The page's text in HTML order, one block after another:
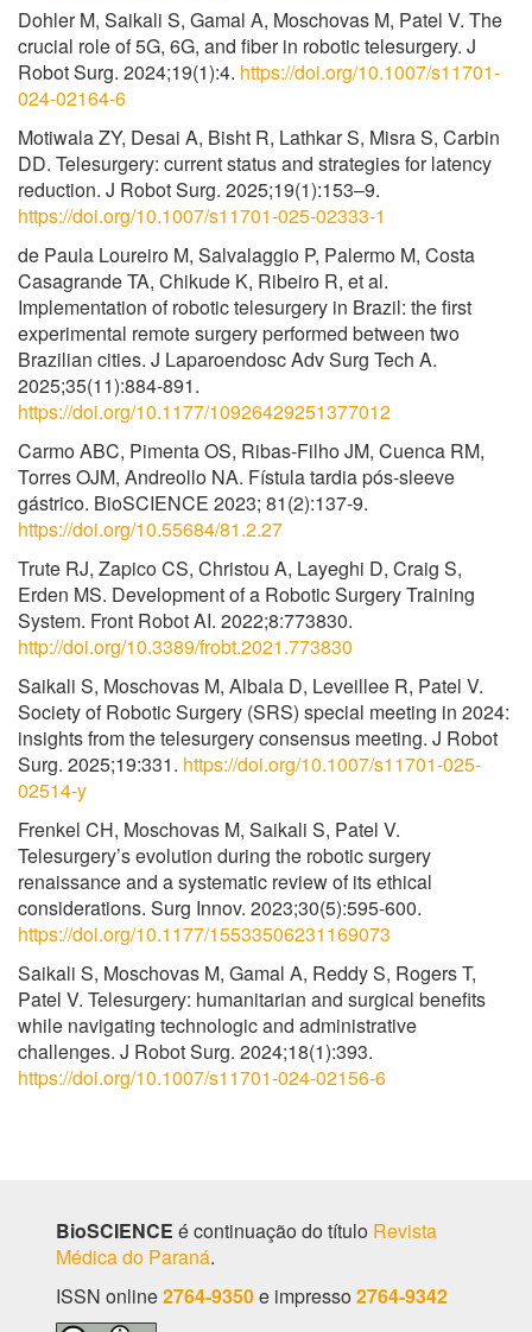
Dohler M, Saikali S, Gamal A, Moschovas M, Patel V. The
crucial role of 5G, 6G, and fiber in robotic telesurgery. J
Robot Surg. 2024;19(1):4. https://doi.org/10.1007/s11701-
024-02164-6
Motiwala ZY, Desai A, Bisht R, Lathkar S, Misra S, Carbin
DD. Telesurgery: current status and strategies for latency
reduction. J Robot Surg. 2025;19(1):153–9.
https://doi.org/10.1007/s11701-025-02333-1
de Paula Loureiro M, Salvalaggio P, Palermo M, Costa
Casagrande TA, Chikude K, Ribeiro R, et al.
Implementation of robotic telesurgery in Brazil: the first
experimental remote surgery performed between two
Brazilian cities. J Laparoendosc Adv Surg Tech A.
2025;35(11):884-891.
https://doi.org/10.1177/10926429251377012
Carmo ABC, Pimenta OS, Ribas-Filho JM, Cuenca RM,
Torres OJM, Andreollo NA. Fístula tardia pós-sleeve
gástrico. BioSCIENCE 2023; 81(2):137-9.
https://doi.org/10.55684/81.2.27
Trute RJ, Zapico CS, Christou A, Layeghi D, Craig S,
Erden MS. Development of a Robotic Surgery Training
System. Front Robot AI. 2022;8:773830.
http://doi.org/10.3389/frobt.2021.773830
Saikali S, Moschovas M, Albala D, Leveillee R, Patel V.
Society of Robotic Surgery (SRS) special meeting in 2024:
insights from the telesurgery consensus meeting. J Robot
Surg. 2025;19:331. https://doi.org/10.1007/s11701-025-
02514-y
Frenkel CH, Moschovas M, Saikali S, Patel V.
Telesurgery’s evolution during the robotic surgery
renaissance and a systematic review of its ethical
considerations. Surg Innov. 2023;30(5):595-600.
https://doi.org/10.1177/15533506231169073
Saikali S, Moschovas M, Gamal A, Reddy S, Rogers T,
Patel V. Telesurgery: humanitarian and surgical benefits
while navigating technologic and administrative
challenges. J Robot Surg. 2024;18(1):393.
https://doi.org/10.1007/s11701-024-02156-6
BioSCIENCE é continuação do título Revista
Médica do Paraná.
ISSN online2764-9350e impresso 2764-9342